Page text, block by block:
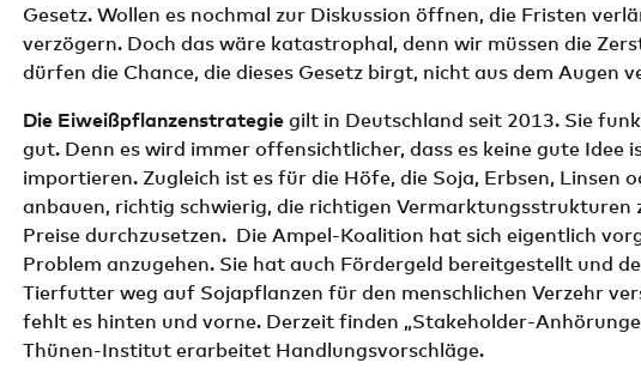
Gesetz. Wollen es nochmal zur Diskussion öffnen, die Fristen
verzögern. Doch das wäre katastrophal, denn wir müssen die
dürfen die Chance, die dieses Gesetz birgt, nicht aus dem Augen
Die Eiweißpflanzenstrategiegilt in Deutschland seit 2013. Sie
gut. Denn es wird immer offensichtlicher, dass es keine gute Idee
importieren. Zugleich ist es für die Höfe, die Soja, Erbsen, Linsen
anbauen, richtig schwierig, die richtigen Vermarktungsstrukturen
Preise durchzusetzen. Die Ampel-Koalition hat sich eigentlich
Problem anzugehen. Sie hat auch Fördergeld bereitgestellt und
Tierfutter weg auf Sojapflanzen für den menschlichen Verzehr
fehlt es hinten und vorne. Derzeit finden „Stakeholder-
Thünen-Institut erarbeitet Handlungsvorschläge.